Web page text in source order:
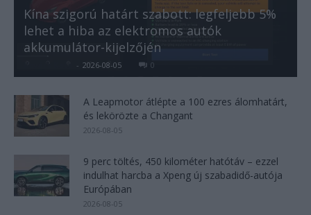
Kína szigorú határt szabott: legfeljebb 5%
lehet a hiba az elektromos autók
akkumulátor-kijelzőjén
- 2026-08-05 0
A Leapmotor átlépte a 100 ezres álomhatárt,
és lekörözte a Changant
2026-08-05
9 perc töltés, 450 kilométer hatótáv – ezzel
indulhat harcba a Xpeng új szabadidő-autója
Európában
2026-08-05